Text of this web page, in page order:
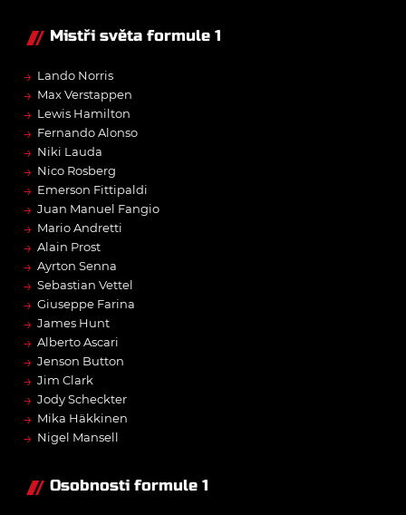
Mistři světa formule 1
→ Lando Norris
→ Max Verstappen
→ Lewis Hamilton
→ Fernando Alonso
→ Niki Lauda
→ Nico Rosberg
→ Emerson Fittipaldi
→ Juan Manuel Fangio
→ Mario Andretti
→ Alain Prost
→ Ayrton Senna
→ Sebastian Vettel
→ Giuseppe Farina
→ James Hunt
→ Alberto Ascari
→ Jenson Button
→ Jim Clark
→ Jody Scheckter
→ Mika Häkkinen
→ Nigel Mansell
Osobnosti formule 1